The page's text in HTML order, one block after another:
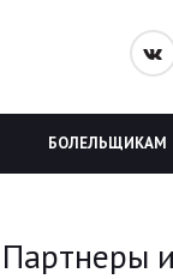
БОЛЕЛЬЩИКАМ
Партнеры